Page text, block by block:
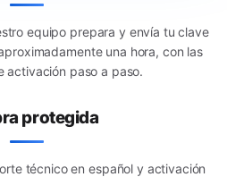
equipo prepara y envía tu clave
una hora, con las
activación paso a paso.
protegida
técnico en español y activación